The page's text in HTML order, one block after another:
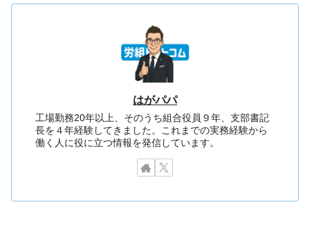
はがパパ
工場勤務20年以上、そのうち組合役員９年、支部書記
長を４年経験してきました。これまでの実務経験から
働く人に役に立つ情報を発信しています。